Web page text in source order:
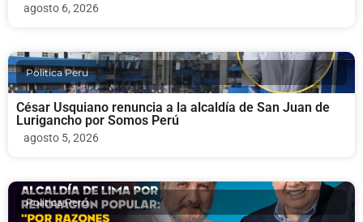
agosto 6, 2026
Politica Peru
César Usquiano renuncia a la alcaldía de San Juan de
Lurigancho por Somos Perú
agosto 5, 2026
Politica Peru